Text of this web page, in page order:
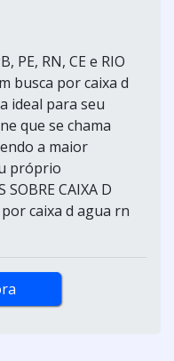
PE, RN, CE e RIO
busca por caixa d
ideal para seu
que se chama
a maior
próprio
CAIXA D
caixa d agua rn